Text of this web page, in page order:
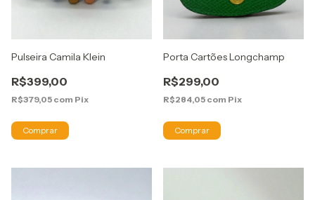
Pulseira Camila Klein
R$399,00
R$379,05 com Pix
Porta Cartões Longchamp
R$299,00
R$284,05 com Pix